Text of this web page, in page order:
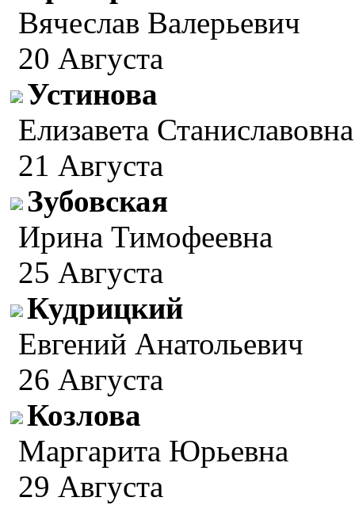
Вячеслав Валерьевич
20 Августа
Устинова
Елизавета Станиславовна
21 Августа
Зубовская
Ирина Тимофеевна
25 Августа
Кудрицкий
Евгений Анатольевич
26 Августа
Козлова
Маргарита Юрьевна
29 Августа